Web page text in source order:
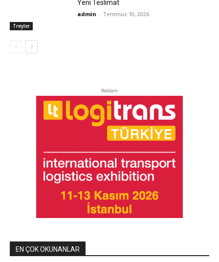
Treyler
Yeni Teslimat
admin - Temmuz 10, 2026
Reklam
EN ÇOK OKUNANLAR